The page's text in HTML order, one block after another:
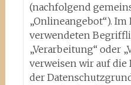
(nachfolgend
„Onlineangebot“).
verwendeten
„Verarbeitung“ oder
verweisen wir auf
der